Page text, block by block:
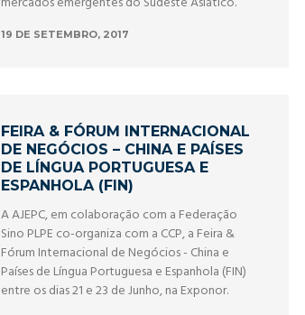
19 DE SETEMBRO, 2017
FEIRA & FÓRUM INTERNACIONAL
DE NEGÓCIOS – CHINA E PAÍSES
DE LÍNGUA PORTUGUESA E
ESPANHOLA (FIN)
A AJEPC, em colaboração com a Federação
Sino PLPE co-organiza com a CCP, a Feira &
Fórum Internacional de Negócios - China e
Países de Língua Portuguesa e Espanhola (FIN)
entre os dias 21 e 23 de Junho, na Exponor.